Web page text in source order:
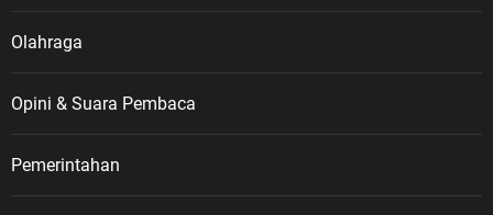
Olahraga
Opini & Suara Pembaca
Pemerintahan